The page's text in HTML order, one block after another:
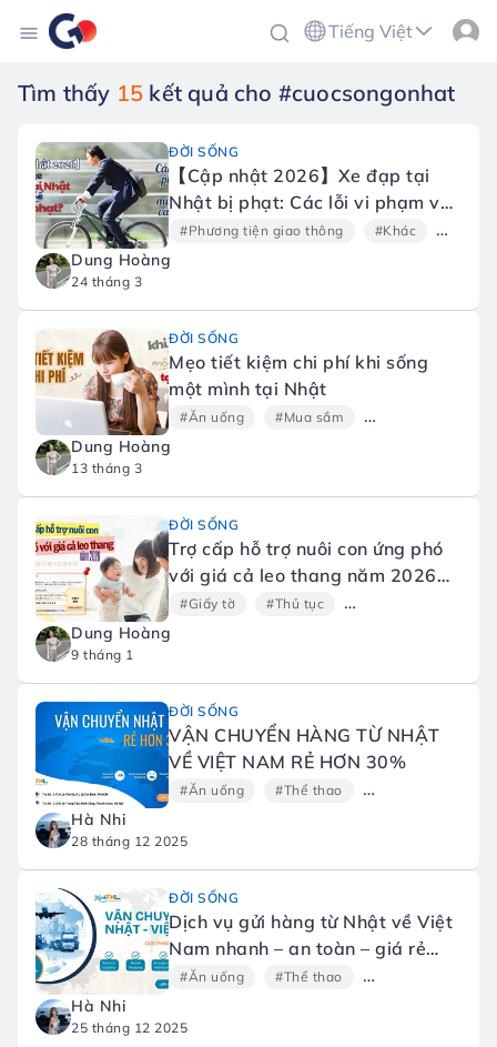
Tiếng Việt
Tìm thấy 15 kết quả cho #cuocsongonhat
ĐỜI SỐNG
【Cập nhật 2026】Xe đạp tại
Nhật bị phạt: Các lỗi vi phạm và
mức tiền cần biết
#Phương tiện giao thông #Khác
Dung Hoàng
24 tháng 3
ĐỜI SỐNG
Mẹo tiết kiệm chi phí khi sống
một mình tại Nhật
#Ăn uống #Mua sắm
Dung Hoàng
13 tháng 3
ĐỜI SỐNG
Trợ cấp hỗ trợ nuôi con ứng phó
với giá cả leo thang năm 2026
(物価高対応子育て応援手当)
#Giấy tờ #Thủ tục
Dung Hoàng
9 tháng 1
ĐỜI SỐNG
VẬN CHUYỂN HÀNG TỪ NHẬT
VỀ VIỆT NAM RẺ HƠN 30%
#Ăn uống #Thể thao #Xem phim
Hà Nhi
28 tháng 12 2025
ĐỜI SỐNG
Dịch vụ gửi hàng từ Nhật về Việt
Nam nhanh – an toàn – giá rẻ
2025 | XanhTHL Logistics
#Ăn uống #Thể thao #Xem phim
Hà Nhi
25 tháng 12 2025